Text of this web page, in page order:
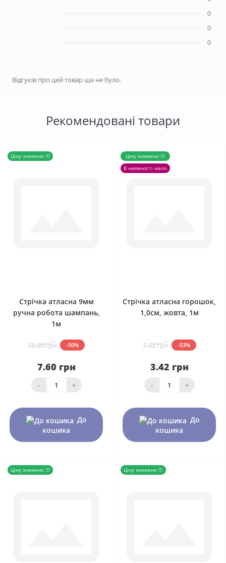
0
0
0
Відгуків про цей товар ще не було.
Рекомендовані товари
Ціну знижено !!!
Стрічка атласна 9мм
ручна робота шампань,
1м
15.20 грн -50%
7.60 грн
- +
До
кошика
Ціну знижено !!!
В наявності мало
Стрічка атласна горошок,
1,0см, жовта, 1м
7.22 грн -53%
3.42 грн
- +
До
кошика
Ціну знижено !!! Ціну знижено !!!